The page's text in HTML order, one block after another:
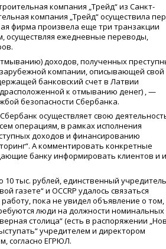
компания „Трейд“ из Санкт-
компания „Трейд“ осуществила
фирма произвела еще три транзакции
осуществляя ежедневные переводы,
доходов, полученных
компании, описывающей свой
банковский счет в Латвии
к отмыванию денег) , —
безопасности Сбербанка.
осуществляет свою
операциям, в рамках исполнения
доходов и финансированию
А комментировать конкретные
банку информировать клиентов и
10 тыс. рублей, единственный учредитель
газете“ и OCCRP удалось связаться
пока не увидел объявление о том,
люди на должности номинальных
столица“(есть в распоряжении
учредителем и директором
согласно ЕГРЮЛ.